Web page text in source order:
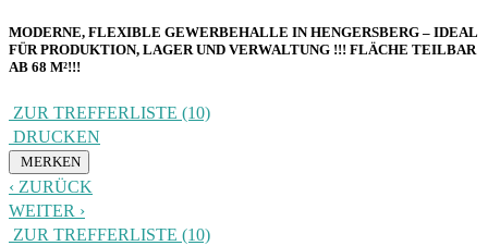
MODERNE, FLEXIBLE GEWERBEHALLE IN HENGERSBERG – IDEAL
FÜR PRODUKTION, LAGER UND VERWALTUNG !!! FLÄCHE TEILBAR
AB 68 M²!!!
ZUR TREFFERLISTE (10)
DRUCKEN
MERKEN
ZURÜCK
WEITER
ZUR TREFFERLISTE (10)